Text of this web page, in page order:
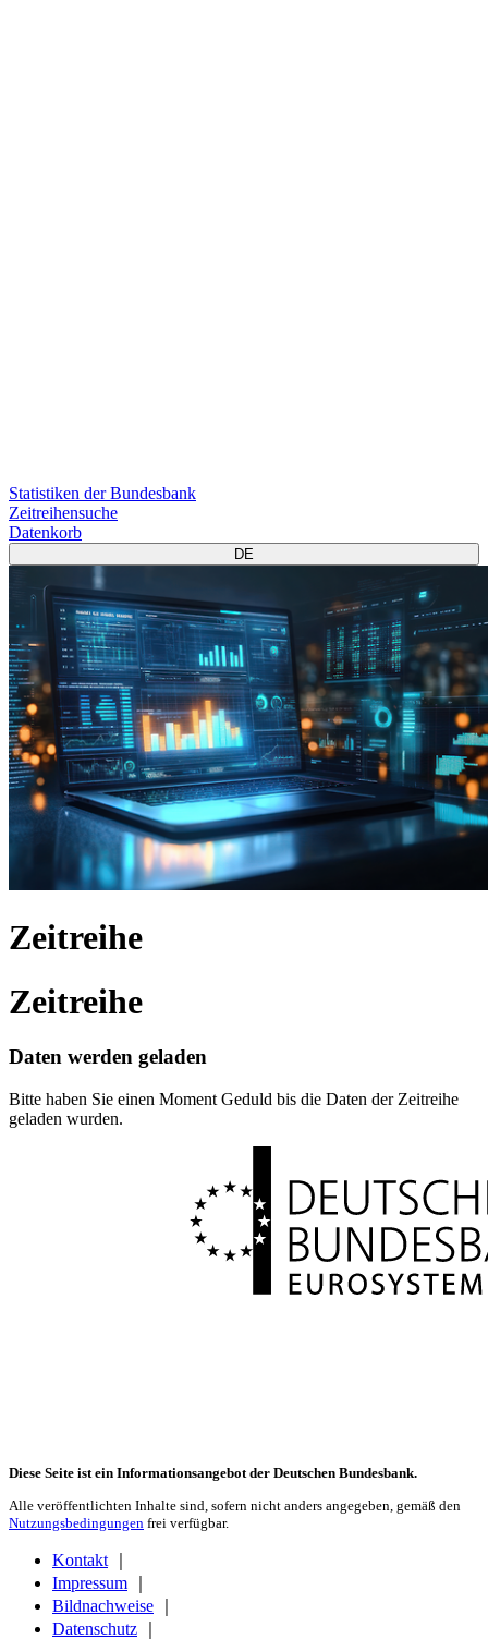
Statistiken der Bundesbank
Zeitreihensuche
Datenkorb
DE
Zeitreihe
Zeitreihe
Daten werden geladen
Bitte haben Sie einen Moment Geduld bis die Daten der Zeitreihe
geladen wurden.
Diese Seite ist ein Informationsangebot der Deutschen Bundesbank.
Alle veröffentlichten Inhalte sind, sofern nicht anders angegeben, gemäß den
Nutzungsbedingungen frei verfügbar.
Kontakt
Impressum
Bildnachweise
Datenschutz